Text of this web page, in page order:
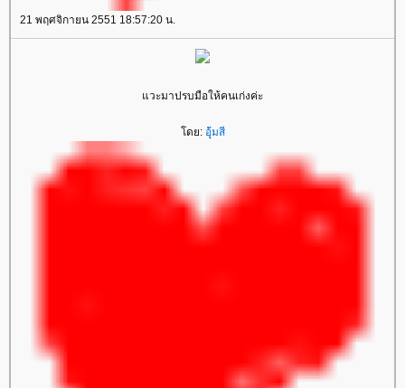
21 พฤศจิกายน 2551 18:57:20 น.
แวะมาปรบมือให้คนเก่งค่ะ
โดย: อุ้มสี